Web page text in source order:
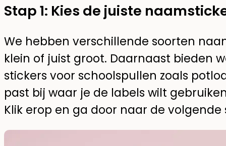
Stap 1: Kies de juiste
We hebben verschillende soorten
klein of juist groot. Daarnaast bieden
stickers voor schoolspullen zoals
past bij waar je de labels wilt
Klik erop en ga door naar de volgende